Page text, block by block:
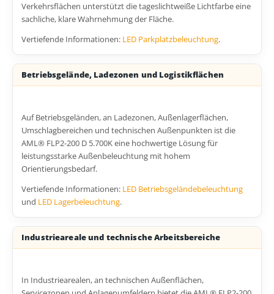
Verkehrsflächen unterstützt die tageslichtweiße Lichtfarbe eine
sachliche, klare Wahrnehmung der Fläche.
Vertiefende Informationen: LED Parkplatzbeleuchtung.
Betriebsgelände, Ladezonen und Logistikflächen
Auf Betriebsgeländen, an Ladezonen, Außenlagerflächen,
Umschlagbereichen und technischen Außenpunkten ist die
AML® FLP2-200 D 5.700K eine hochwertige Lösung für
leistungsstarke Außenbeleuchtung mit hohem
Orientierungsbedarf.
Vertiefende Informationen: LED Betriebsgeländebeleuchtung
und LED Lagerbeleuchtung.
Industrieareale und technische Arbeitsbereiche
In Industriearealen, an technischen Außenflächen,